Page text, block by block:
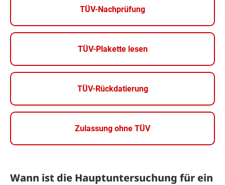
TÜV-Nachprüfung
TÜV-Plakette lesen
TÜV-Rückdatierung
Zulassung ohne TÜV
Wann ist die Hauptuntersuchung für ein